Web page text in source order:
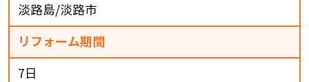
淡路島/淡路市
リフォーム期間
7日